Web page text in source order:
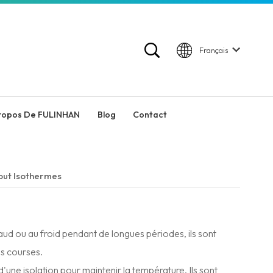
Français
De FULINHAN Blog Contact
Isothermes
ou au froid pendant de longues périodes, ils sont
courses.
isolation pour maintenir la température. Ils sont